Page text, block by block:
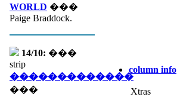
WORLD ���
Paige Braddock.
14/10: ���
strip
�������������
���
column info
Xtras